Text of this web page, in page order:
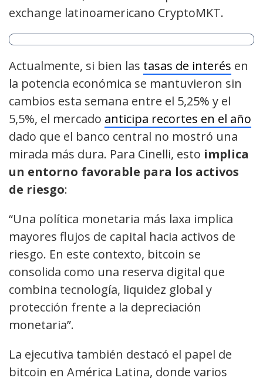
exchange latinoamericano CryptoMKT.
Actualmente, si bien las tasas de interés en
la potencia económica se mantuvieron sin
cambios esta semana entre el 5,25% y el
5,5%, el mercado anticipa recortes en el año
dado que el banco central no mostró una
mirada más dura. Para Cinelli, esto implica
un entorno favorable para los activos
de riesgo:
“Una política monetaria más laxa implica
mayores flujos de capital hacia activos de
riesgo. En este contexto, bitcoin se
consolida como una reserva digital que
combina tecnología, liquidez global y
protección frente a la depreciación
monetaria”.
La ejecutiva también destacó el papel de
bitcoin en América Latina, donde varios